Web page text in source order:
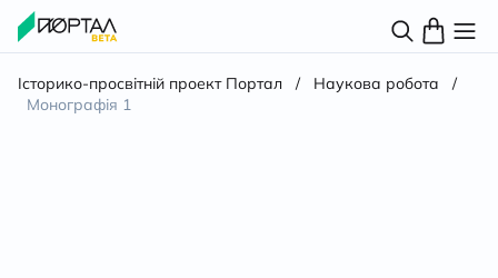
Історико-просвітній проект Портал / Наукова робота
/
Монографія 1